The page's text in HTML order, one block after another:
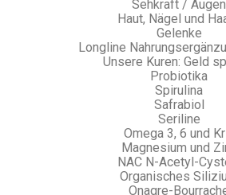
Sehkraft / Augen
Haut, Nägel und
Gelenke
Longline
Unsere Kuren: Geld
Probiotika
Spirulina
Safrabiol
Seriline
Omega 3, 6 und
Magnesium und
NAC N-Acetyl-
Organisches
Onagre-